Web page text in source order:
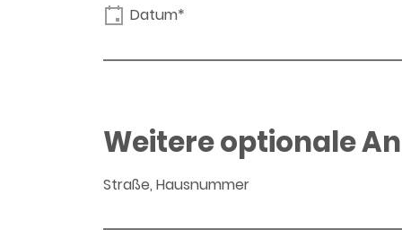
Datum*
Weitere optionale
Straße, Hausnummer